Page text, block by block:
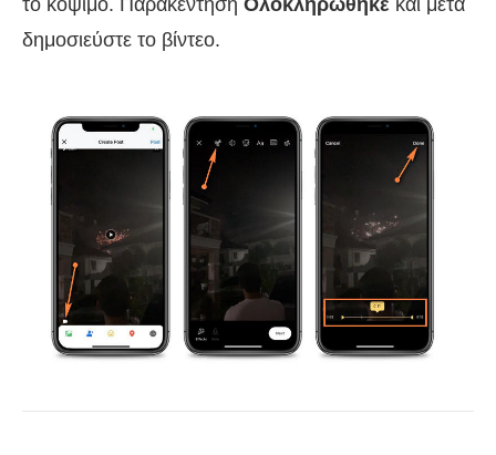
το κόψιμο. Παρακέντηση Ολοκληρώθηκε και μετά
δημοσιεύστε το βίντεο.